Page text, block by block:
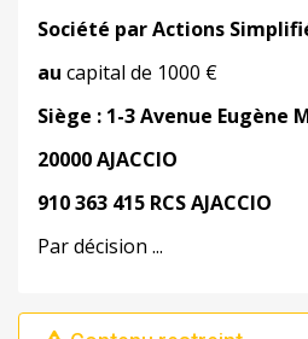
Société par Actions
au capital de 1000 €
Siège : 1-3 Avenue Eugène
20000 AJACCIO
910 363 415 RCS AJACCIO
Par décision ...